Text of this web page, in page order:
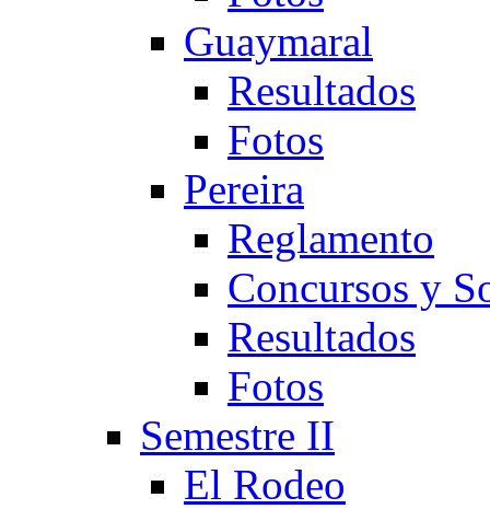
Guaymaral
Resultados
Fotos
Pereira
Reglamento
Concursos y
Resultados
Fotos
Semestre II
El Rodeo